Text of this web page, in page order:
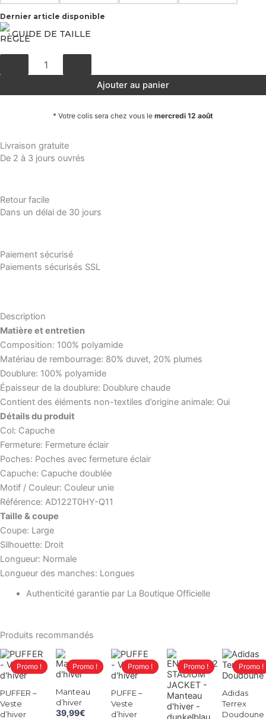
initial
était :
129,99€.
actuel
est :
39,99€.
Dernier article disponible
GUIDE DE TAILLE
PUFFER
-
Doudoune
-
black
Ajouter au panier
* Votre colis sera chez vous le mercredi 12 août
Livraison gratuite
De 2 à 3 jours ouvrés
Retour facile
Dans un délai de 30 jours
Paiement sécurisé
Paiements sécurisés SSL
Description
Matière et entretien
Composition: 100% polyamide
Matériau de rembourrage: 80% duvet, 20% plumes
Doublure: 100% polyamide
Épaisseur de la doublure: Doublure chaude
Contient des éléments non-textiles d’origine animale: Oui
Détails du produit
Col: Capuche
Fermeture: Fermeture éclair
Poches: Poches avec fermeture éclair
Capuche: Capuche doublée
Motif / Couleur: Couleur unie
Référence: AD122T0HY-Q11
Taille & coupe
Coupe: Large
Silhouette: Droit
Longueur: Normale
Longueur des manches: Longues
Authenticité garantie par La Boutique Officielle
Produits recommandés
Promo !
PUFFER –
Veste
d’hiver
Le
prix
initial
129,99€.
Le
prix
actuel
39,99€.
Promo !
Ce
produit
plusieurs
variations.
Promo !
Manteau
d’hiver
Le
prix
initial
129,99€.
39,99€
Le
prix
actuel
39,99€.
Promo !
Ce
produit
plusieurs
variations.
Promo !
PUFFE –
Veste
d’hiver
Le
prix
initial
129,99€.
Le
prix
actuel
39,99€.
Promo !
Ce
produit
plusieurs
variations.
Promo !
Le
prix
initial
était :
129,99€.
Le
prix
actuel
est :
39,99€.
Promo !
Ce
produit
a
plusieurs
variations.
Promo !
Adidas
Terrex
Doudoune
Le
prix
initial
129,99€.
Le
prix
actuel
39,99€.
Promo !
Ce
produit
plusieurs
variations.